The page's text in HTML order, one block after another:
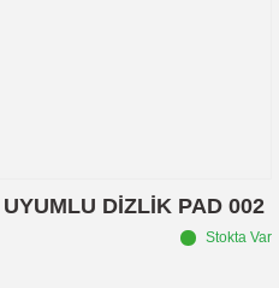
DİZLİK PAD 002
Stokta Var